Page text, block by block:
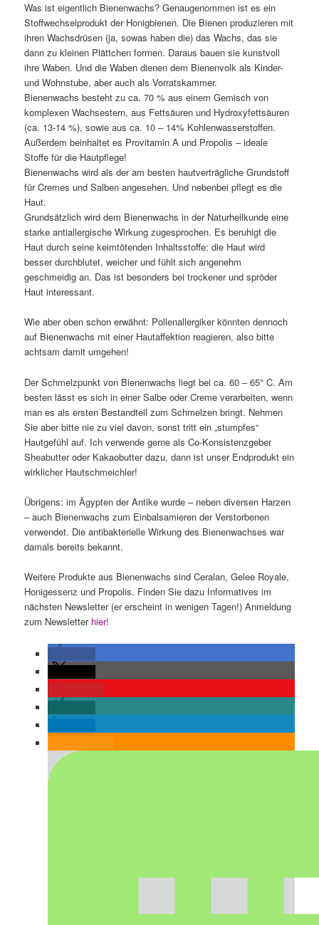
Was ist eigentlich Bienenwachs? Genaugenommen ist es ein
Stoffwechselprodukt der Honigbienen. Die Bienen produzieren mit
ihren Wachsdrüsen (ja, sowas haben die) das Wachs, das sie
dann zu kleinen Plättchen formen. Daraus bauen sie kunstvoll
ihre Waben. Und die Waben dienen dem Bienenvolk als Kinder-
und Wohnstube, aber auch als Vorratskammer.
Bienenwachs besteht zu ca. 70 % aus einem Gemisch von
komplexen Wachsestern, aus Fettsäuren und Hydroxyfettsäuren
(ca. 13-14 %), sowie aus ca. 10 – 14% Kohlenwasserstoffen.
Außerdem beinhaltet es Provitamin A und Propolis – ideale
Stoffe für die Hautpflege!
Bienenwachs wird als der am besten hautverträgliche Grundstoff
für Cremes und Salben angesehen. Und nebenbei pflegt es die
Haut.
Grundsätzlich wird dem Bienenwachs in der Naturheilkunde eine
starke antiallergische Wirkung zugesprochen. Es beruhigt die
Haut durch seine keimtötenden Inhaltsstoffe: die Haut wird
besser durchblutet, weicher und fühlt sich angenehm
geschmeidig an. Das ist besonders bei trockener und spröder
Haut interessant.
Wie aber oben schon erwähnt: Pollenallergiker könnten dennoch
auf Bienenwachs mit einer Hautaffektion reagieren, also bitte
achtsam damit umgehen!
Der Schmelzpunkt von Bienenwachs liegt bei ca. 60 – 65° C. Am
besten lässt es sich in einer Salbe oder Creme verarbeiten, wenn
man es als ersten Bestandteil zum Schmelzen bringt. Nehmen
Sie aber bitte nie zu viel davon, sonst tritt ein „stumpfes“
Hautgefühl auf. Ich verwende gerne als Co-Konsistenzgeber
Sheabutter oder Kakaobutter dazu, dann ist unser Endprodukt ein
wirklicher Hautschmeichler!
Übrigens: im Ägypten der Antike wurde – neben diversen Harzen
– auch Bienenwachs zum Einbalsamieren der Verstorbenen
verwendet. Die antibakterielle Wirkung des Bienenwachses war
damals bereits bekannt.
Weitere Produkte aus Bienenwachs sind Ceralan, Gelee Royale,
Honigessenz und Propolis. Finden Sie dazu Informatives im
nächsten Newsletter (er erscheint in wenigen Tagen!) Anmeldung
zum Newsletter hier!